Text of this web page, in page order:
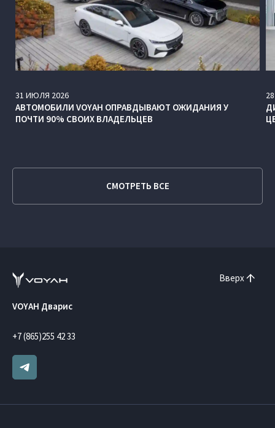
31 ИЮЛЯ 2026
АВТОМОБИЛИ VOYAH ОПРАВДЫВАЮТ ОЖИДАНИЯ У
ПОЧТИ 90% СВОИХ ВЛАДЕЛЬЦЕВ
28
СМОТРЕТЬ ВСЕ
Вверх
VOYAH Дварис
+7 (865)255 42 33